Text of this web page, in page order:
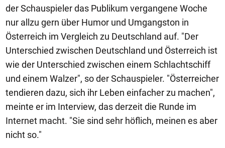
der Schauspieler das Publikum vergangene Woche
nur allzu gern über Humor und Umgangston in
Österreich im Vergleich zu Deutschland auf. "Der
Unterschied zwischen Deutschland und Österreich ist
wie der Unterschied zwischen einem Schlachtschiff
und einem Walzer", so der Schauspieler. "Österreicher
tendieren dazu, sich ihr Leben einfacher zu machen",
meinte er im Interview, das derzeit die Runde im
Internet macht. "Sie sind sehr höflich, meinen es aber
nicht so."